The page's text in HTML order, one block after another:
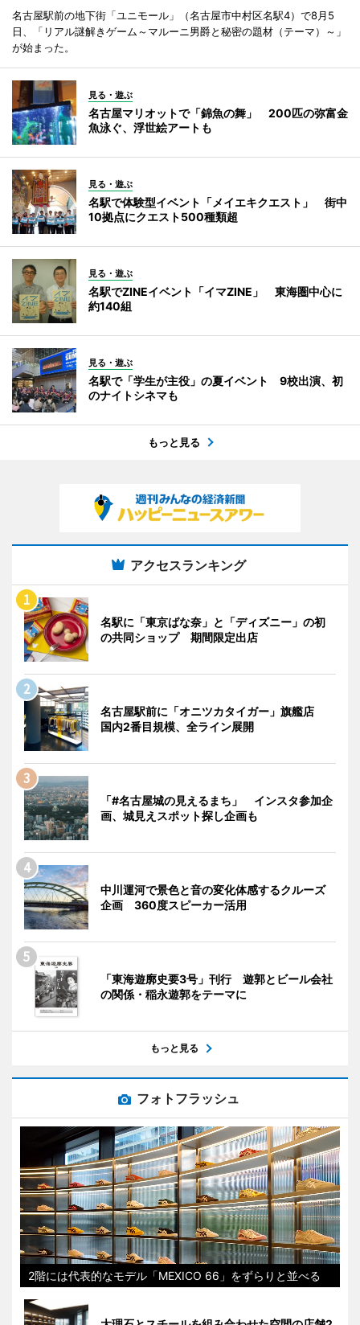
名古屋駅前の地下街「ユニモール」（名古屋市中村区名駅4）で8月5
日、「リアル謎解きゲーム～マルーニ男爵と秘密の題材（テーマ）～」
が始まった。
見る・遊ぶ
名古屋マリオットで「錦魚の舞」 200匹の弥富金
魚泳ぐ、浮世絵アートも
見る・遊ぶ
名駅で体験型イベント「メイエキクエスト」 街中
10拠点にクエスト500種類超
見る・遊ぶ
名駅でZINEイベント「イマZINE」 東海圏中心に
約140組
見る・遊ぶ
名駅で「学生が主役」の夏イベント 9校出演、初
のナイトシネマも
もっと見る
アクセスランキング
名駅に「東京ばな奈」と「ディズニー」の初
の共同ショップ 期間限定出店
名古屋駅前に「オニツカタイガー」旗艦店
国内2番目規模、全ライン展開
「#名古屋城の見えるまち」 インスタ参加企
画、城見えスポット探し企画も
中川運河で景色と音の変化体感するクルーズ
企画 360度スピーカー活用
「東海遊廓史要3号」刊行 遊郭とビール会社
の関係・稲永遊郭をテーマに
もっと見る
フォトフラッシュ
2階には代表的なモデル「MEXICO 66」をずらりと並べる